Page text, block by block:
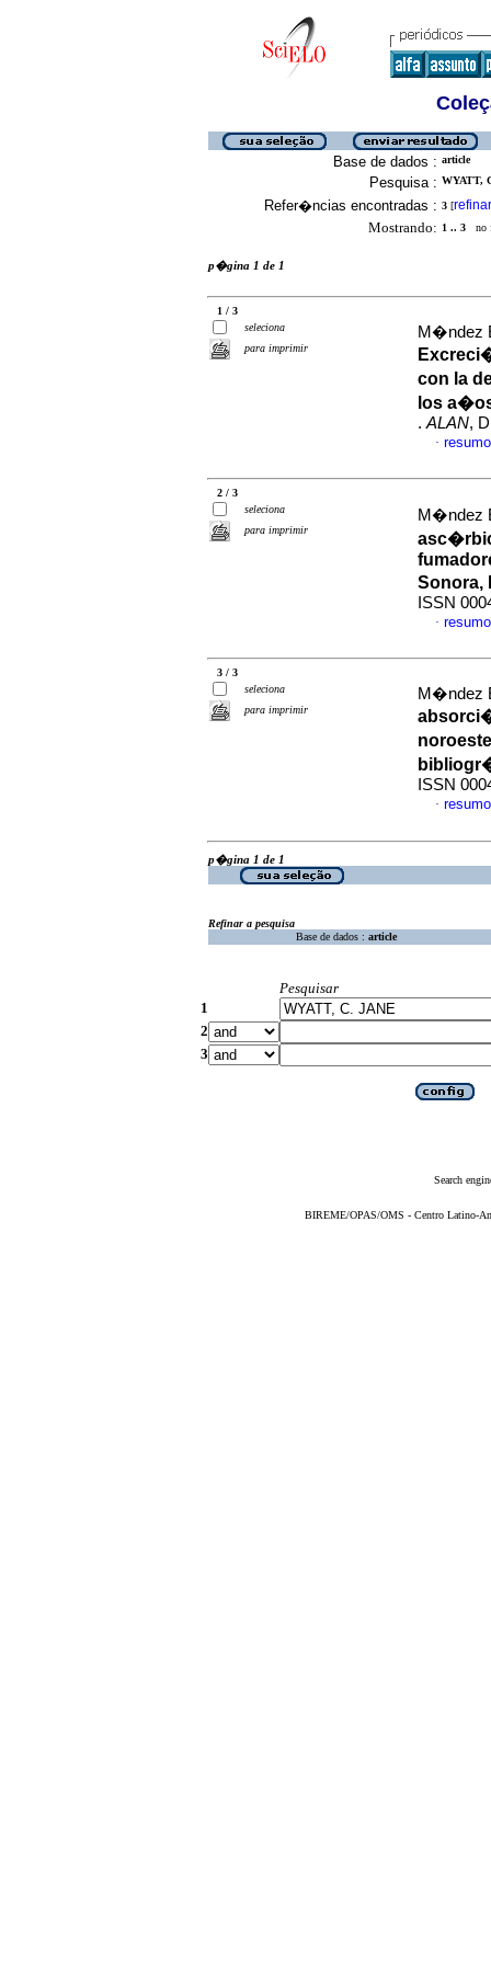
Base de dados : article
Pesquisa : WYATT,
Refer�ncias encontradas : 3 [refinar
Mostrando: 1 .. 3 no
p�gina 1 de 1
1 / 3
seleciona
para imprimir
M�ndez
con la
los
. ALAN,
·
2 / 3
seleciona
para imprimir
M�ndez
Sonora,
ISSN
·
3 / 3
seleciona
para imprimir
M�ndez
ISSN
·
p�gina 1 de 1
Refinar a pesquisa
Base de dados : article
Pesquisar
1
2
3
Search
BIREME/OPAS/OMS - Centro Latino-